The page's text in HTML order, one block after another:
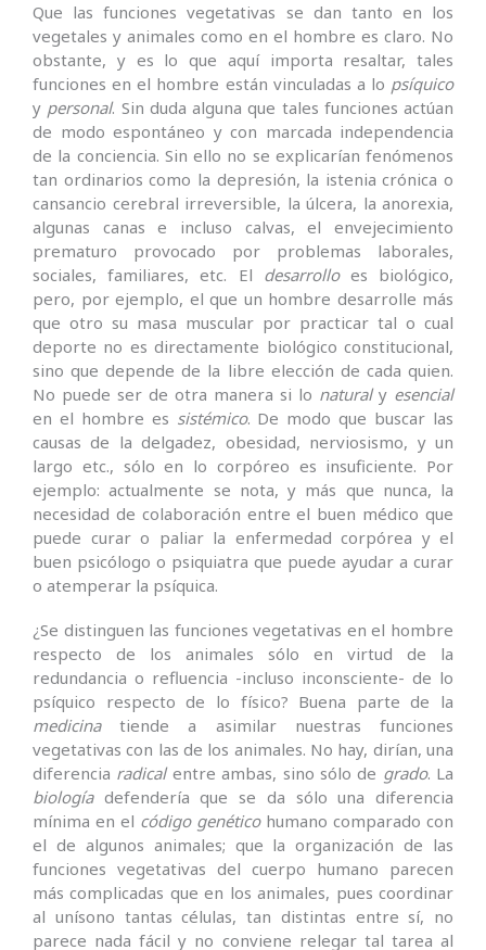
Que las funciones vegetativas se dan tanto en los
vegetales y animales como en el hombre es claro. No
obstante, y es lo que aquí importa resaltar, tales
funciones en el hombre están vinculadas a lo psíquico
y personal. Sin duda alguna que tales funciones actúan
de modo espontáneo y con marcada independencia
de la conciencia. Sin ello no se explicarían fenómenos
tan ordinarios como la depresión, la istenia crónica o
cansancio cerebral irreversible, la úlcera, la anorexia,
algunas canas e incluso calvas, el envejecimiento
prematuro provocado por problemas laborales,
sociales, familiares, etc. El desarrolloes biológico,
pero, por ejemplo, el que un hombre desarrolle más
que otro su masa muscular por practicar tal o cual
deporte no es directamente biológico constitucional,
sino que depende de la libre elección de cada quien.
No puede ser de otra manera si lo naturaly esencial
en el hombre es sistémico. De modo que buscar las
causas de la delgadez, obesidad, nerviosismo, y un
largo etc., sólo en lo corpóreo es insuficiente. Por
ejemplo: actualmente se nota, y más que nunca, la
necesidad de colaboración entre el buen médico que
puede curar o paliar la enfermedad corpórea y el
buen psicólogo o psiquiatra que puede ayudar a curar
o atemperar la psíquica.
¿Se distinguen las funciones vegetativas en el hombre
respecto de los animales sólo en virtud de la
redundancia o refluencia -incluso inconsciente- de lo
psíquico respecto de lo físico? Buena parte de la
medicinatiende a asimilar nuestras funciones
vegetativas con las de los animales. No hay, dirían, una
diferencia radicalentre ambas, sino sólo de grado. La
biologíadefendería que se da sólo una diferencia
mínima en el código genéticohumano comparado con
el de algunos animales; que la organización de las
funciones vegetativas del cuerpo humano parecen
más complicadas que en los animales, pues coordinar
al unísono tantas células, tan distintas entre sí, no
parece nada fácil y no conviene relegar tal tarea al